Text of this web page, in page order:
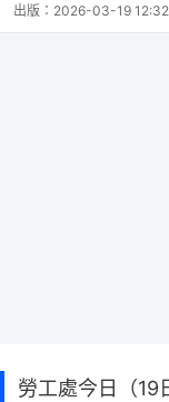
出版： 2026-03-19 12:32
勞工處今日（19